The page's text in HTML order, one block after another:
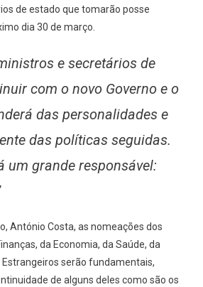
de estado que tomarão posse
dia 30 de março.
e secretários de
com o novo Governo e o
das personalidades e
das políticas seguidas.
um grande responsável:
António Costa, as nomeações dos
da Economia, da Saúde, da
Estrangeiros serão fundamentais,
de alguns deles como são os